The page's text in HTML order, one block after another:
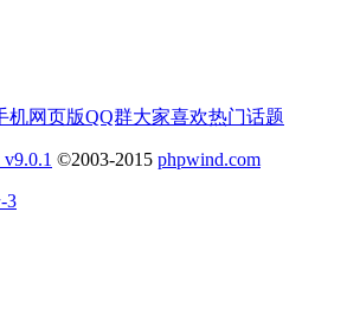
机网页版QQ群大家喜欢热门话题
©2003-2015 phpwind.com
3